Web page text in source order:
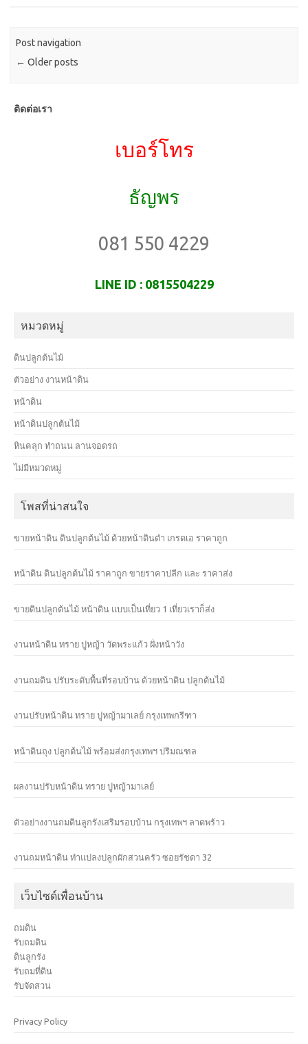
k
n
Post navigation
← Older posts
ติดต่อเรา
เบอร์โทร
ธัญพร
081 550 4229
LINE ID : 0815504229
หมวดหมู่
ดินปลูกต้นไม้
ตัวอย่าง งานหน้าดิน
หน้าดิน
หน้าดินปลูกต้นไม้
หินคลุก ทำถนน ลานจอดรถ
ไม่มีหมวดหมู่
โพสที่น่าสนใจ
ขายหน้าดิน ดินปลูกต้นไม้ ด้วยหน้าดินดำ เกรดเอ ราคาถูก
หน้าดิน ดินปลูกต้นไม้ ราคาถูก ขายราคาปลีก และ ราคาส่ง
ขายดินปลูกต้นไม้ หน้าดิน แบบเป็นเที่ยว 1 เที่ยวเราก็ส่ง
งานหน้าดิน ทราย ปูหญ้า วัดพระแก้ว ฝั่งหน้าวัง
งานถมดิน ปรับระดับพื้นที่รอบบ้าน ด้วยหน้าดิน ปลูกต้นไม้
งานปรับหน้าดิน ทราย ปูหญ้ามาเลย์ กรุงเทพกรีฑา
หน้าดินถุง ปลูกต้นไม้ พร้อมส่งกรุงเทพฯ ปริมณฑล
ผลงานปรับหน้าดิน ทราย ปูหญ้ามาเลย์
ตัวอย่างงานถมดินลูกรังเสริมรอบบ้าน กรุงเทพฯ ลาดพร้าว
งานถมหน้าดิน ทำแปลงปลูกผักสวนครัว ซอยรัชดา 32
เว็บไซด์เพื่อนบ้าน
ถมดิน
รับถมดิน
ดินลูกรัง
รับถมที่ดิน
รับจัดสวน
Privacy Policy